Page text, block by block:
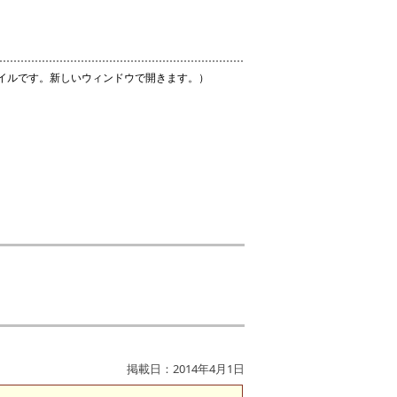
ルです。新しいウィンドウで開きます。）
掲載日：2014年4月1日